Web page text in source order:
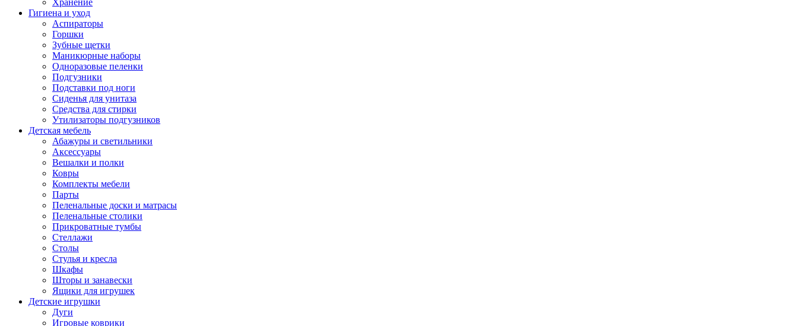
Хранение
Гигиена и уход
Аспираторы
Горшки
Зубные щетки
Маникюрные наборы
Одноразовые пеленки
Подгузники
Подставки под ноги
Сиденья для унитаза
Средства для стирки
Утилизаторы подгузников
Детская мебель
Абажуры и светильники
Аксессуары
Вешалки и полки
Ковры
Комплекты мебели
Парты
Пеленальные доски и матрасы
Пеленальные столики
Прикроватные тумбы
Стеллажи
Столы
Стулья и кресла
Шкафы
Шторы и занавески
Ящики для игрушек
Детские игрушки
Дуги
Игровые коврики